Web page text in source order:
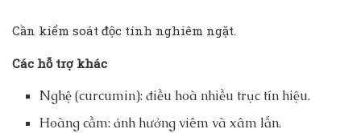
Cần kiểm soát độc tính nghiêm ngặt.
Các hỗ trợ khác
Nghệ (curcumin): điều hoà nhiều trục tín hiệu.
Hoàng cầm: ảnh hưởng viêm và xâm lấn.